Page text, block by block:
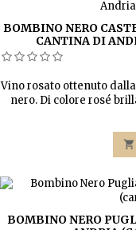
BOMBINO NERO
CANTINA DI
Vino rosato ottenuto
nero. Di colore rosé
sapore armonioso,
eccellente

BOMBINO NERO